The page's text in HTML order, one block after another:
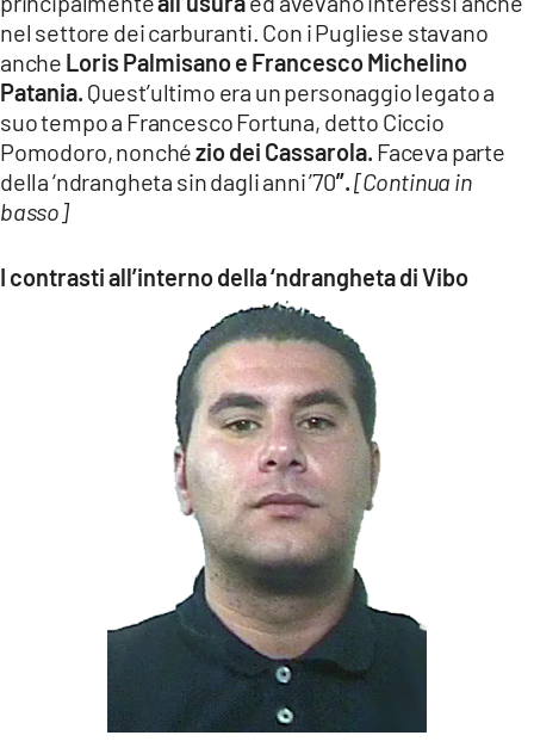
nel settore dei carburanti. Con i Pugliese stavano
anche Loris Palmisano e Francesco Michelino
Patania. Quest’ultimo era un personaggio legato a
suo tempo a Francesco Fortuna, detto Ciccio
Pomodoro, nonchézio dei Cassarola. Faceva parte
della ‘ndrangheta sin dagli anni ’70”.[Continua in
basso]
I contrasti all’interno della ‘ndrangheta di Vibo